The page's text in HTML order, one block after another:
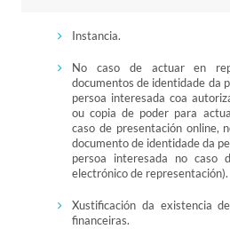
Instancia.
No caso de actuar en
documentos de identidade da
persoa interesada coa
ou copia de poder para
caso de presentación online,
documento de identidade da
persoa interesada no caso
electrónico de representación).
Xustificación da existencia
financeiras.